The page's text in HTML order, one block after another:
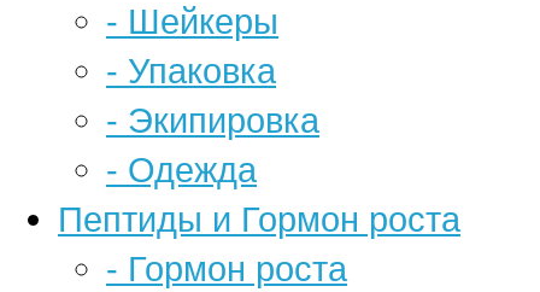
- Шейкеры
- Упаковка
- Экипировка
- Одежда
Пептиды и Гормон роста
- Гормон роста